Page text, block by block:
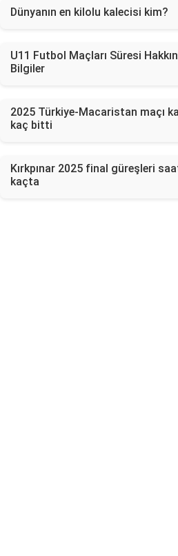
Dünyanın en kilolu kalecisi kim?
U11 Futbol Maçları Süresi
Bilgiler
2025 Türkiye-Macaristan maçı
kaç bitti
Kırkpınar 2025 final güreşleri
kaçta